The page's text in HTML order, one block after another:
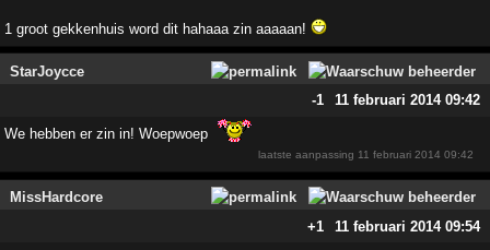
1 groot gekkenhuis word dit hahaaa zin aaaaan!
StarJoycce
-1
11 februari 2014 09:42
We hebben er zin in! Woepwoep
laatste aanpassing 11 februari 2014 09:42
MissHardcore
+1
11 februari 2014 09:54